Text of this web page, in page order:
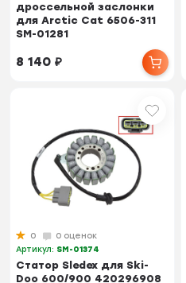
дроссельной заслонки
для Arctic Cat 6506-311
SM-01281
8 140₽
0
0 оценок
Артикул: SM-01374
Статор Sledex для Ski-
Doo 600/900 420296908